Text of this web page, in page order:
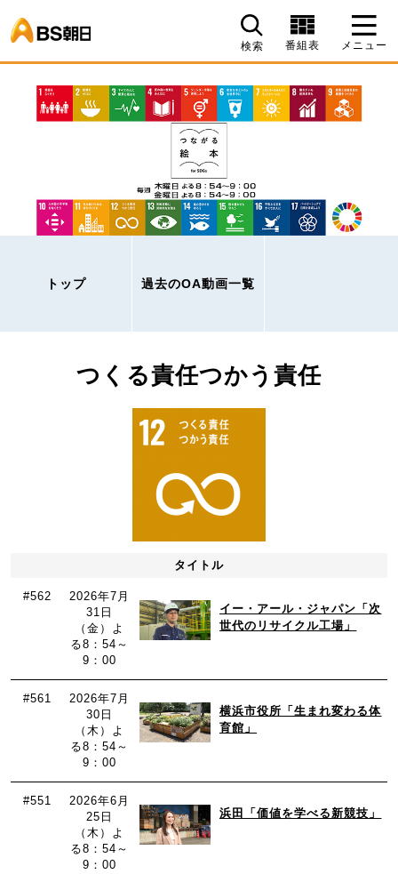
検索 番組表 メニュー
トップ 過去のOA動画一覧
つくる責任つかう責任
タイトル
#562
2026年7月
31日
（金）よ
る8：54～
9：00
イー・アール・ジャパン「次
世代のリサイクル工場」
#561
2026年7月
30日
（木）よ
る8：54～
9：00
横浜市役所「生まれ変わる体
育館」
#551
2026年6月
25日
（木）よ
る8：54～
9：00
浜田「価値を学べる新競技」